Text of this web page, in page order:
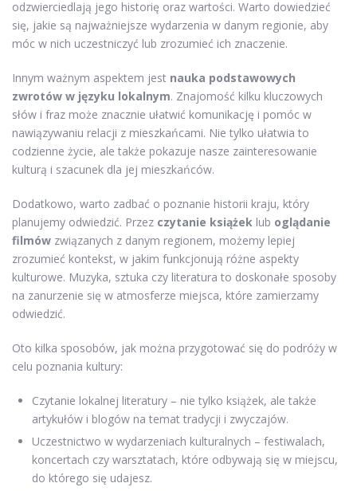
odzwierciedlają jego historię oraz wartości. Warto dowiedzieć
się, jakie są najważniejsze wydarzenia w danym regionie, aby
móc w nich uczestniczyć lub zrozumieć ich znaczenie.
Innym ważnym aspektem jest nauka podstawowych
zwrotów w języku lokalnym. Znajomość kilku kluczowych
słów i fraz może znacznie ułatwić komunikację i pomóc w
nawiązywaniu relacji z mieszkańcami. Nie tylko ułatwia to
codzienne życie, ale także pokazuje nasze zainteresowanie
kulturą i szacunek dla jej mieszkańców.
Dodatkowo, warto zadbać o poznanie historii kraju, który
planujemy odwiedzić. Przez czytanie książek lub oglądanie
filmów związanych z danym regionem, możemy lepiej
zrozumieć kontekst, w jakim funkcjonują różne aspekty
kulturowe. Muzyka, sztuka czy literatura to doskonałe sposoby
na zanurzenie się w atmosferze miejsca, które zamierzamy
odwiedzić.
Oto kilka sposobów, jak można przygotować się do podróży w
celu poznania kultury:
Czytanie lokalnej literatury – nie tylko książek, ale także
artykułów i blogów na temat tradycji i zwyczajów.
Uczestnictwo w wydarzeniach kulturalnych – festiwalach,
koncertach czy warsztatach, które odbywają się w miejscu,
do którego się udajesz.